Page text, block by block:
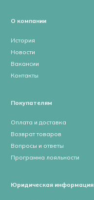
О компании
История
Новости
Вакансии
Контакты
Покупателям
Оплата и доставка
Возврат товаров
Вопросы и ответы
Программа лояльности
Юридическая информация